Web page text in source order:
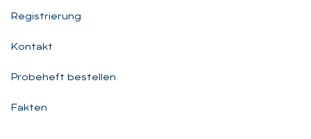
Registrierung
Kontakt
Probeheft bestellen
Fakten